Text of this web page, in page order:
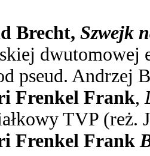
Brecht, Szwejk
dwutomowej
pseud. Andrzej
Frenkel Frank,
TVP (reż.
Frenkel Frank